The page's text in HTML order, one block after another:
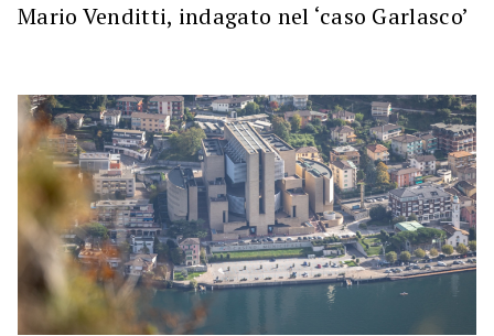
Mario Venditti, indagato nel ‘caso Garlasco’